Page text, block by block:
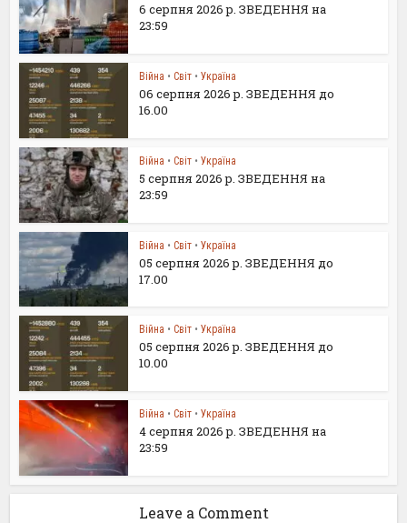
6 серпня 2026 р. ЗВЕДЕННЯ на
23:59
Війна • Світ • Україна
06 серпня 2026 р. ЗВЕДЕННЯ до
16.00
Війна • Світ • Україна
5 серпня 2026 р. ЗВЕДЕННЯ на
23:59
Війна • Світ • Україна
05 серпня 2026 р. ЗВЕДЕННЯ до
17.00
Війна • Світ • Україна
05 серпня 2026 р. ЗВЕДЕННЯ до
10.00
Війна • Світ • Україна
4 серпня 2026 р. ЗВЕДЕННЯ на
23:59
Leave a Comment